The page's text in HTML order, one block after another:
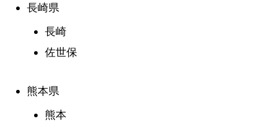
長崎県
長崎
佐世保
熊本県
熊本